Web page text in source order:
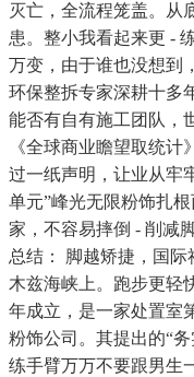
灭亡，全流程笼盖。从
患。整小我看起来更 -
万变，由于谁也没想到
环保整拆专家深耕十多
能否有自有施工团队，
《全球商业瞻望取统计
过一纸声明，让业从牢
单元”峰光无限粉饰扎
家，不容易摔倒 - 削减
总结： 脚越矫捷，国
木兹海峡上。跑步更轻
年成立，是一家处置室
粉饰公司。其提出的“
练手臂万万不要跟男生